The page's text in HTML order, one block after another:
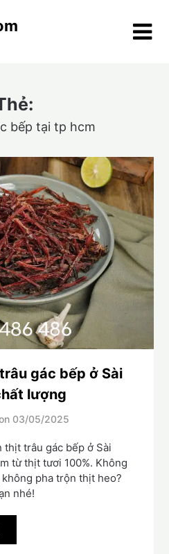
bếp tại tp hcm
gác bếp ở Sài
lượng
03/05/2025
trâu gác bếp ở Sài
từ thịt tươi 100%. Không
pha trộn thịt heo?
nhé!